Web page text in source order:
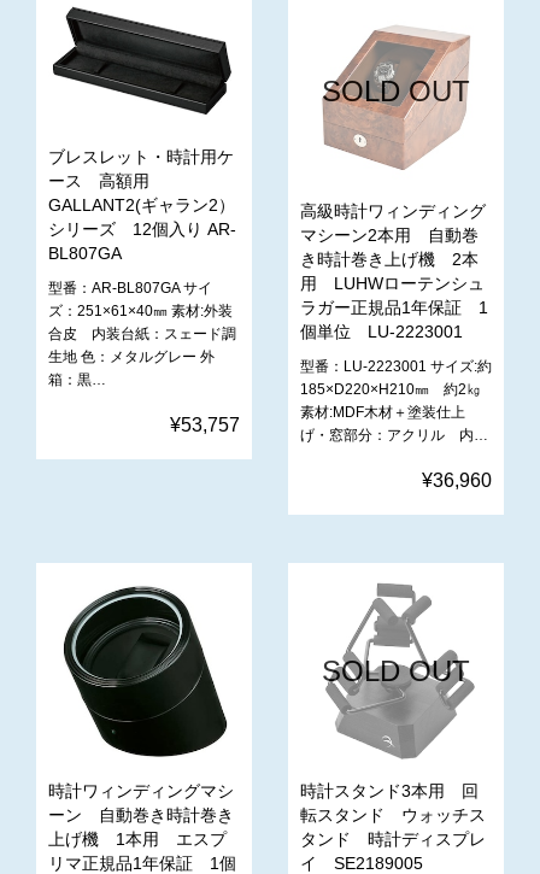
ブレスレット・時計用ケ
ース 高額用
GALLANT2(ギャラン2）
シリーズ 12個入り AR-
BL807GA
型番：AR-BL807GA サイ
ズ：251×61×40㎜ 素材:外装
合皮 内装台紙：スェード調
生地 色：メタルグレー 外
箱：黒…
¥53,757
SOLD OUT
高級時計ワィンディング
マシーン2本用 自動巻
き時計巻き上げ機 2本
用 LUHWローテンシュ
ラガー正規品1年保証 1
個単位 LU-2223001
型番：LU-2223001 サイズ:約
185×D220×H210㎜ 約2㎏
素材:MDF木材＋塗装仕上
げ・窓部分：アクリル 内…
¥36,960
時計ワィンディングマシ
ーン 自動巻き時計巻き
上げ機 1本用 エスプ
リマ正規品1年保証 1個
SOLD OUT
時計スタンド3本用 回
転スタンド ウォッチス
タンド 時計ディスプレ
イ SE2189005